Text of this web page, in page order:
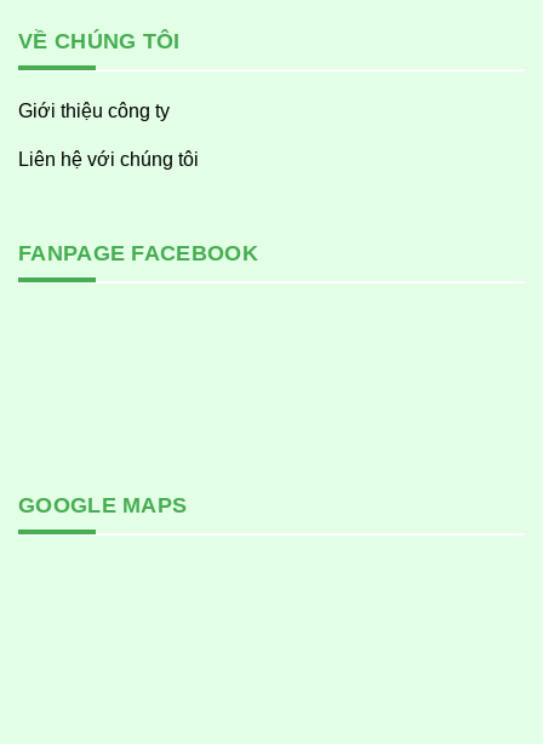
VỀ CHÚNG TÔI
Giới thiệu công ty
Liên hệ với chúng tôi
FANPAGE FACEBOOK
GOOGLE MAPS